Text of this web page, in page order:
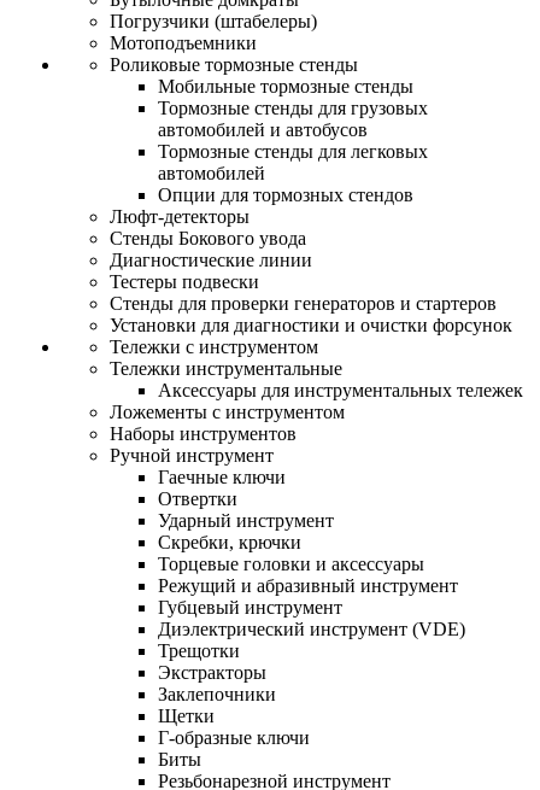
Погрузчики (штабелеры)
Мотоподъемники
Роликовые тормозные стенды
Мобильные тормозные стенды
Тормозные стенды для грузовых
автомобилей и автобусов
Тормозные стенды для легковых
автомобилей
Опции для тормозных стендов
Люфт-детекторы
Стенды Бокового увода
Диагностические линии
Тестеры подвески
Стенды для проверки генераторов и стартеров
Установки для диагностики и очистки форсунок
Тележки с инструментом
Тележки инструментальные
Аксессуары для инструментальных тележек
Ложементы с инструментом
Наборы инструментов
Ручной инструмент
Гаечные ключи
Отвертки
Ударный инструмент
Скребки, крючки
Торцевые головки и аксессуары
Режущий и абразивный инструмент
Губцевый инструмент
Диэлектрический инструмент (VDE)
Трещотки
Экстракторы
Заклепочники
Щетки
Г-образные ключи
Биты
Резьбонарезной инструмент